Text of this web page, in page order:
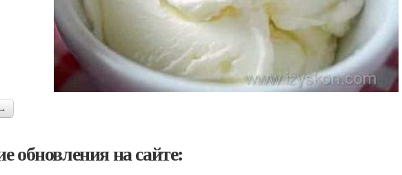
обновления на сайте: